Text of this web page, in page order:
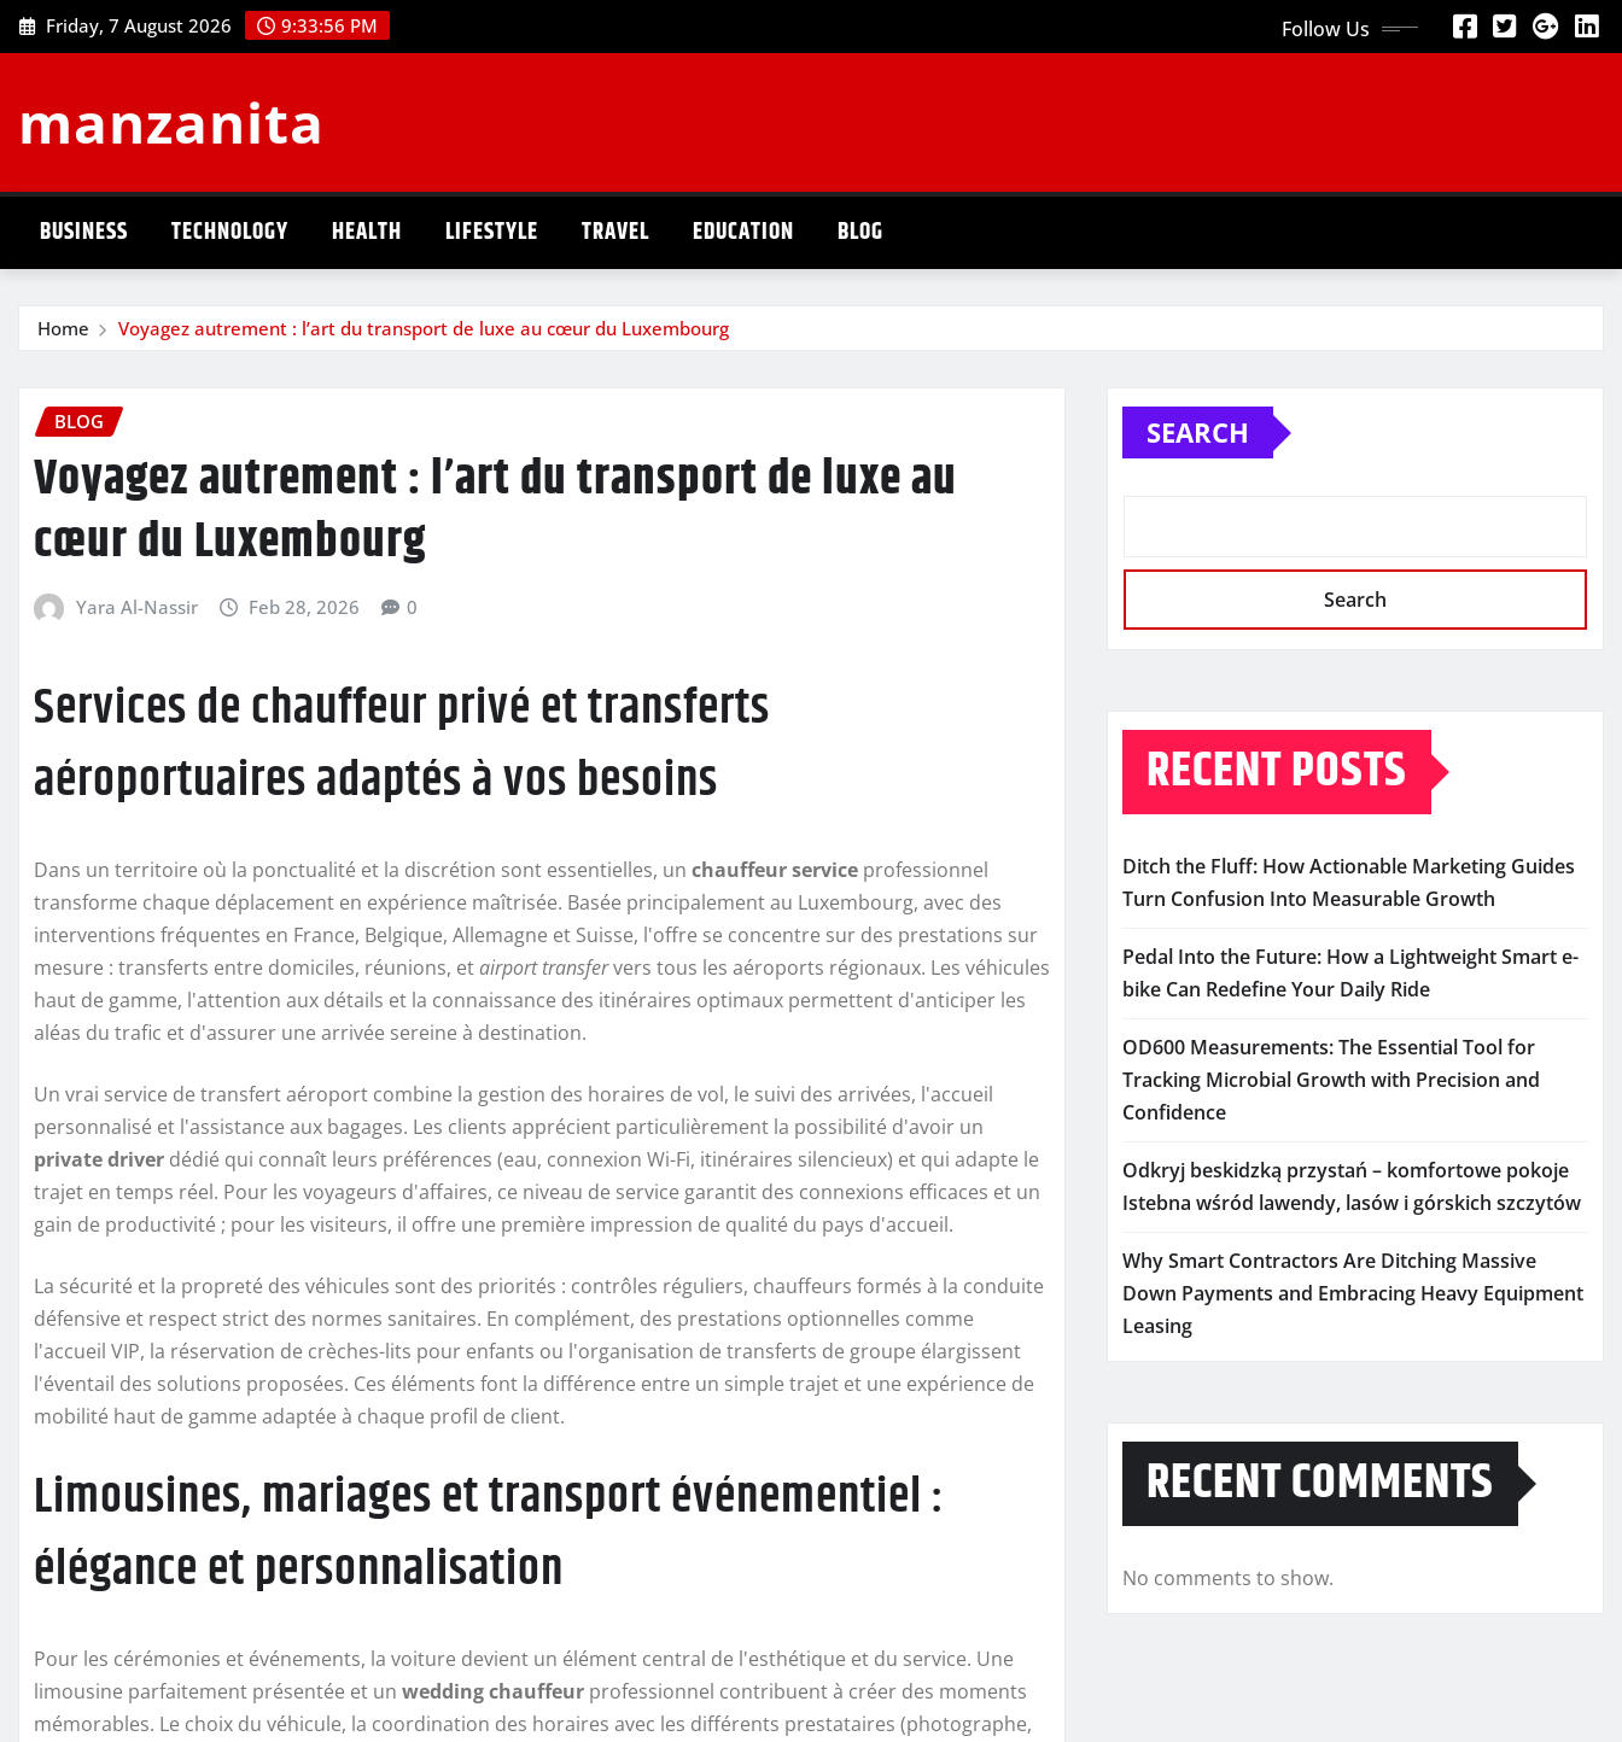
Skip
to
Friday, 7 August 2026 9:33:57 PM Follow Us
manzanita
BUSINESS TECHNOLOGY HEALTH LIFESTYLE TRAVEL EDUCATION BLOG
Home Voyagez autrement : l’art du transport de luxe au cœur du Luxembourg
BLOG
Voyagez autrement : l’art du transport de luxe au
cœur du Luxembourg
Yara Al-Nassir Feb 28, 2026 0
Services de chauffeur privé et transferts
aéroportuaires adaptés à vos besoins
Dans un territoire où la ponctualité et la discrétion sont essentielles, un chauffeur service professionnel
transforme chaque déplacement en expérience maîtrisée. Basée principalement au Luxembourg, avec des
interventions fréquentes en France, Belgique, Allemagne et Suisse, l'offre se concentre sur des prestations sur
mesure : transferts entre domiciles, réunions, etairport transfervers tous les aéroports régionaux. Les véhicules
haut de gamme, l'attention aux détails et la connaissance des itinéraires optimaux permettent d'anticiper les
aléas du trafic et d'assurer une arrivée sereine à destination.
Un vrai service de transfert aéroport combine la gestion des horaires de vol, le suivi des arrivées, l'accueil
personnalisé et l'assistance aux bagages. Les clients apprécient particulièrement la possibilité d'avoir un
private driver dédié qui connaît leurs préférences (eau, connexion Wi-Fi, itinéraires silencieux) et qui adapte le
trajet en temps réel. Pour les voyageurs d'affaires, ce niveau de service garantit des connexions efficaces et un
gain de productivité ; pour les visiteurs, il offre une première impression de qualité du pays d'accueil.
La sécurité et la propreté des véhicules sont des priorités : contrôles réguliers, chauffeurs formés à la conduite
défensive et respect strict des normes sanitaires. En complément, des prestations optionnelles comme
l'accueil VIP, la réservation de crèches-lits pour enfants ou l'organisation de transferts de groupe élargissent
l'éventail des solutions proposées. Ces éléments font la différence entre un simple trajet et une expérience de
mobilité haut de gamme adaptée à chaque profil de client.
Limousines, mariages et transport événementiel :
élégance et personnalisation
Pour les cérémonies et événements, la voiture devient un élément central de l'esthétique et du service. Une
limousine parfaitement présentée et un wedding chauffeur professionnel contribuent à créer des moments
mémorables. Le choix du véhicule, la coordination des horaires avec les différents prestataires (photographe,
SEARCH
Search
RECENT POSTS
Ditch the Fluff: How Actionable Marketing Guides
Turn Confusion Into Measurable Growth
Pedal Into the Future: How a Lightweight Smart e-
bike Can Redefine Your Daily Ride
OD600 Measurements: The Essential Tool for
Tracking Microbial Growth with Precision and
Confidence
Odkryj beskidzką przystań – komfortowe pokoje
Istebna wśród lawendy, lasów i górskich szczytów
Why Smart Contractors Are Ditching Massive
Down Payments and Embracing Heavy Equipment
Leasing
RECENT COMMENTS
No comments to show.